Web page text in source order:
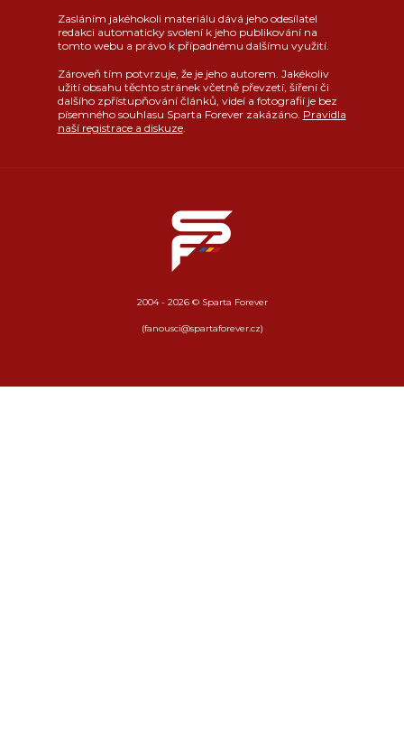
Zasláním jakéhokoli materiálu dává jeho odesílatel
redakci automaticky svolení k jeho publikování na
tomto webu a právo k případnému dalšímu využití.
Zároveň tím potvrzuje, že je jeho autorem. Jakékoliv
užití obsahu těchto stránek včetně převzetí, šíření či
dalšího zpřístupňování článků, videí a fotografií je bez
písemného souhlasu Sparta Forever zakázáno. Pravidla
naší registrace a diskuze.
2004 - 2026 © Sparta Forever
(fanousci@spartaforever.cz)